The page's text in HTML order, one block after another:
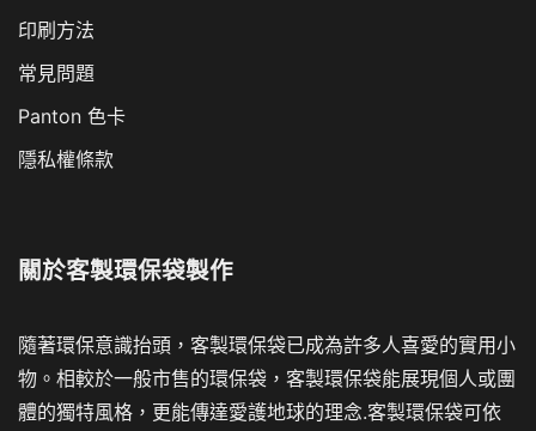
印刷方法
常見問題
Panton 色卡
隱私權條款
關於客製環保袋製作
隨著環保意識抬頭，客製環保袋已成為許多人喜愛的實用小
物。相較於一般市售的環保袋，客製環保袋能展現個人或團
體的獨特風格，更能傳達愛護地球的理念.客製環保袋可依